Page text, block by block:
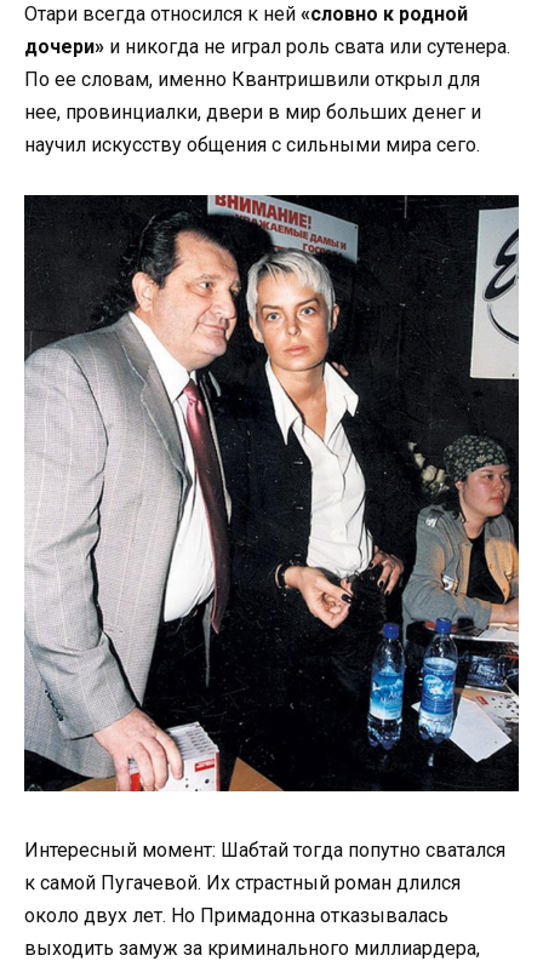
Отари всегда относился к ней «словно к родной
дочери» и никогда не играл роль свата или сутенера.
По ее словам, именно Квантришвили открыл для
нее, провинциалки, двери в мир больших денег и
научил искусству общения с сильными мира сего.
Интересный момент: Шабтай тогда попутно сватался
к самой Пугачевой. Их страстный роман длился
около двух лет. Но Примадонна отказывалась
выходить замуж за криминального миллиардера,